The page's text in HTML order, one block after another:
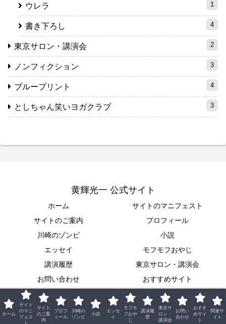
ウレラ 1
書き下ろし 4
東京サロン・講演会 2
ノンフィクション 3
ブループリント 4
としちゃん笑いヨガクラブ 3
黄輝光一 公式サイト
ホーム
サイトのマニフェスト
サイトのご案内
プロフィール
川崎のゾンビ
小説
エッセイ
モフモフおやじ
講演履歴
東京サロン・講演会
お問い合わせ
おすすめサイト
関連サイト
© 2018 黄輝光一 公式サイト.
ホーム
サイト
のマニ
フェス
ト
サイト
のご案
内
プロフ
ィール
川崎の
ゾンビ
小説
エッセ
イ
モフモ
フおや
じ
講演履
歴
東京サ
ロン・
講演会
お問い
合わせ
おすす
めサイ
ト
関連サ
イト